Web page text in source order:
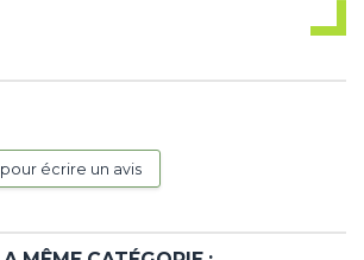
écrire un avis